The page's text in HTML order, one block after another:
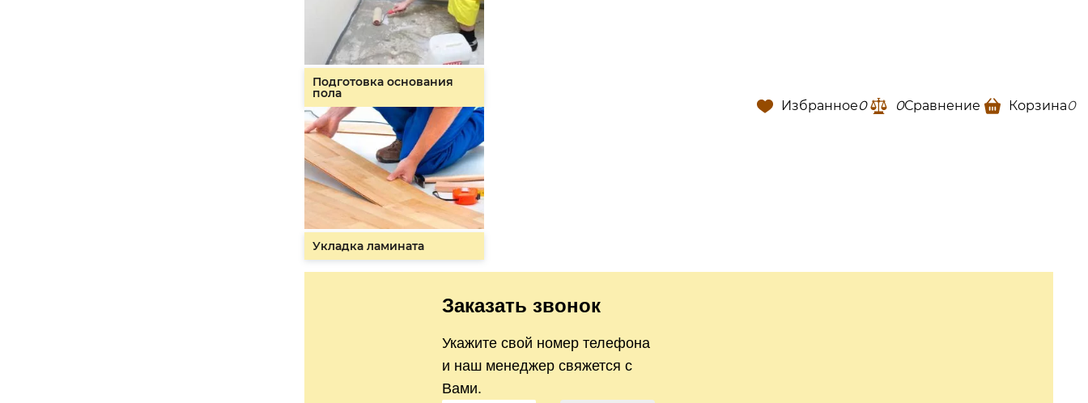
Подготовка основания
пола
Укладка ламината
Заказать звонок
Укажите свой номер телефона
и наш менеджер свяжется с
Вами.
Избранное0 0Сравнение Корзина0